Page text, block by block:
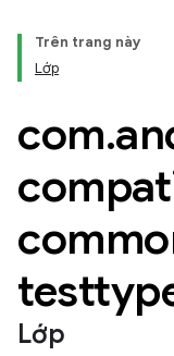
Trên trang này
Lớp
com.
Lớp